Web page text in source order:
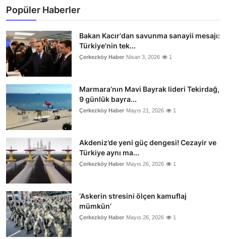
Popüler Haberler
Bakan Kacır'dan savunma sanayii mesajı:
Türkiye'nin tek...
Çerkezköy Haber Nisan 3, 2026 1
Marmara’nın Mavi Bayrak lideri Tekirdağ,
9 günlük bayra...
Çerkezköy Haber Mayıs 21, 2026 1
Akdeniz’de yeni güç dengesi! Cezayir ve
Türkiye aynı ma...
Çerkezköy Haber Mayıs 26, 2026 1
‘Askerin stresini ölçen kamuflaj
mümkün’
Çerkezköy Haber Mayıs 26, 2026 1